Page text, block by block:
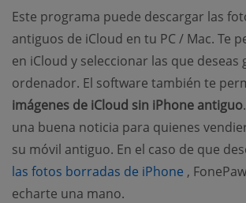
Este programa puede descargar las
antiguos de iCloud en tu PC / Mac. Te
en iCloud y seleccionar las que deseas
ordenador. El software también te
imágenes de iCloud sin iPhone antiguo
una buena noticia para quienes
su móvil antiguo. En el caso de que
las fotos borradas de iPhone (opens
,
echarte una mano.